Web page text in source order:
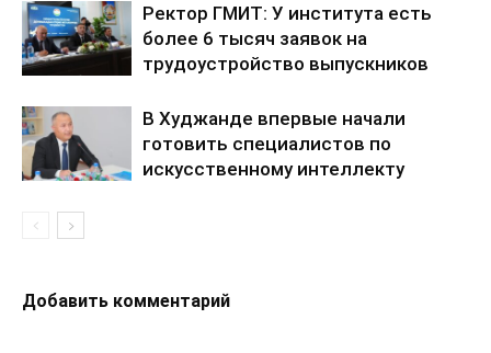
Ректор ГМИТ: У института есть
более 6 тысяч заявок на
трудоустройство выпускников
В Худжанде впервые начали
готовить специалистов по
искусственному интеллекту
Добавить комментарий